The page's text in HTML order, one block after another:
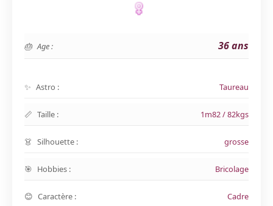
Age : 36 ans
Astro : Taureau
Taille : 1m82 / 82kgs
Silhouette : grosse
Hobbies : Bricolage
Caractère : Cadre